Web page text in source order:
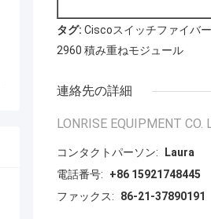
タグ: Ciscoスイッチファイバ
2960 積み重ねモジュール
連絡先の詳細
LONRISE EQUIPMENT CO.
コンタクトパーソン:
Laura
電話番号:
+86 15921748445
ファックス:
86-21-37890191